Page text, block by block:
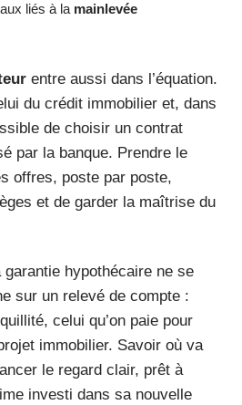
liés à la mainlevée
entre aussi dans l’équation.
du crédit immobilier et, dans
de choisir un contrat
par la banque. Prendre le
offres, poste par poste,
et de garder la maîtrise du
hypothécaire ne se
sur un relevé de compte :
celui qu’on paie pour
immobilier. Savoir où va
le regard clair, prêt à
investi dans sa nouvelle